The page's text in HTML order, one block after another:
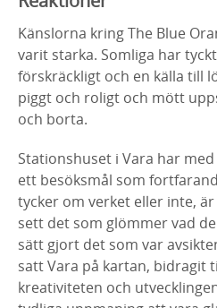
Känslorna kring The Blue
varit starka. Somliga har
förskräckligt och en källa till
piggt och roligt och mött
och borta.
Stationshuset i Vara har
ett besöksmål som
tycker om verket eller inte,
sett det som glömmer vad
sätt gjort det som var
satt Vara på kartan, bidragit
kreativiteten och